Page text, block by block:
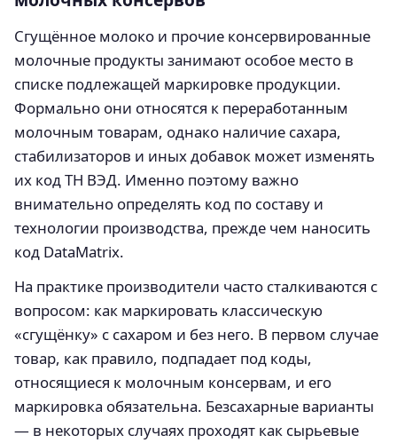
Сгущённое молоко и прочие консервированные
молочные продукты занимают особое место в
списке подлежащей маркировке продукции.
Формально они относятся к переработанным
молочным товарам, однако наличие сахара,
стабилизаторов и иных добавок может изменять
их код ТН ВЭД. Именно поэтому важно
внимательно определять код по составу и
технологии производства, прежде чем наносить
код DataMatrix.
На практике производители часто сталкиваются с
вопросом: как маркировать классическую
«сгущёнку» с сахаром и без него. В первом случае
товар, как правило, подпадает под коды,
относящиеся к молочным консервам, и его
маркировка обязательна. Безсахарные варианты
— в некоторых случаях проходят как сырьевые